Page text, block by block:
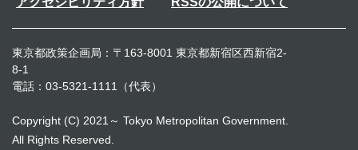
東京都政策企画局：〒163-8001 東京都新宿区西新宿2-
8-1
電話：03-5321-1111（代表）
Copyright (C) 2021～ Tokyo Metropolitan Government.
All Rights Reserved.